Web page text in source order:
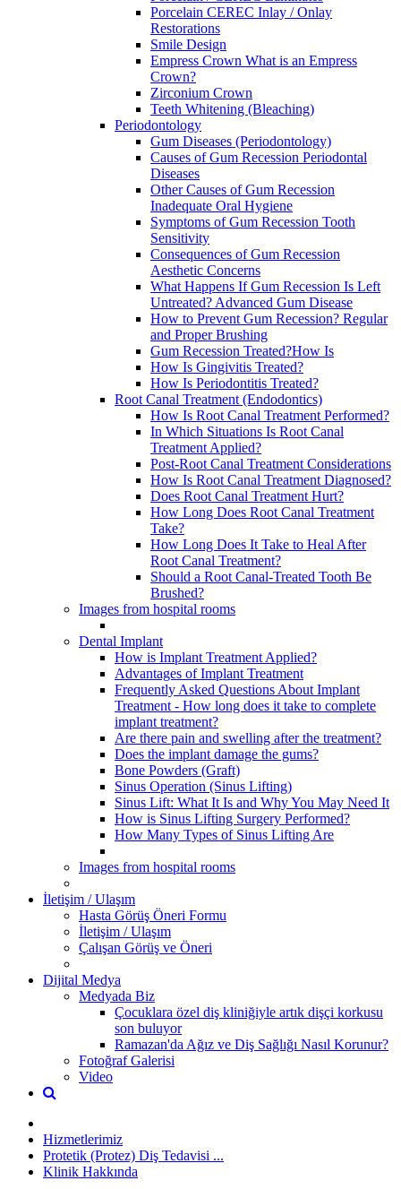
Porcelain CEREC Inlay / Onlay
Restorations
Smile Design
Empress Crown What is an Empress
Crown?
Zirconium Crown
Teeth Whitening (Bleaching)
Periodontology
Gum Diseases (Periodontology)
Causes of Gum Recession Periodontal
Diseases
Other Causes of Gum Recession
Inadequate Oral Hygiene
Symptoms of Gum Recession Tooth
Sensitivity
Consequences of Gum Recession
Aesthetic Concerns
What Happens If Gum Recession Is Left
Untreated? Advanced Gum Disease
How to Prevent Gum Recession? Regular
and Proper Brushing
Gum Recession Treated?How Is
How Is Gingivitis Treated?
How Is Periodontitis Treated?
Root Canal Treatment (Endodontics)
How Is Root Canal Treatment Performed?
In Which Situations Is Root Canal
Treatment Applied?
Post-Root Canal Treatment Considerations
How Is Root Canal Treatment Diagnosed?
Does Root Canal Treatment Hurt?
How Long Does Root Canal Treatment
Take?
How Long Does It Take to Heal After
Root Canal Treatment?
Should a Root Canal-Treated Tooth Be
Brushed?
Images from hospital rooms
Dental Implant
How is Implant Treatment Applied?
Advantages of Implant Treatment
Frequently Asked Questions About Implant
Treatment - How long does it take to complete
implant treatment?
Are there pain and swelling after the treatment?
Does the implant damage the gums?
Bone Powders (Graft)
Sinus Operation (Sinus Lifting)
Sinus Lift: What It Is and Why You May Need It
How is Sinus Lifting Surgery Performed?
How Many Types of Sinus Lifting Are
Images from hospital rooms
İletişim / Ulaşım
Hasta Görüş Öneri Formu
İletişim / Ulaşım
Çalışan Görüş ve Öneri
Dijital Medya
Medyada Biz
Çocuklara özel diş kliniğiyle artık dişçi korkusu
son buluyor
Ramazan'da Ağız ve Diş Sağlığı Nasıl Korunur?
Fotoğraf Galerisi
Video
Hizmetlerimiz
Protetik (Protez) Diş Tedavisi ...
Klinik Hakkında